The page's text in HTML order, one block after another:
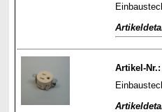
Artikel-Nr.: